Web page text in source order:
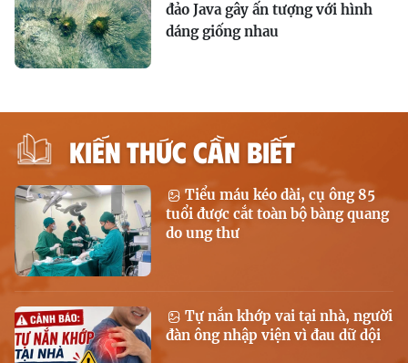
đảo Java gây ấn tượng với hình
dáng giống nhau
KIẾN THỨC CẦN BIẾT
Tiểu máu kéo dài, cụ ông 85
tuổi được cắt toàn bộ bàng quang
do ung thư
Tự nắn khớp vai tại nhà, người
đàn ông nhập viện vì đau dữ dội